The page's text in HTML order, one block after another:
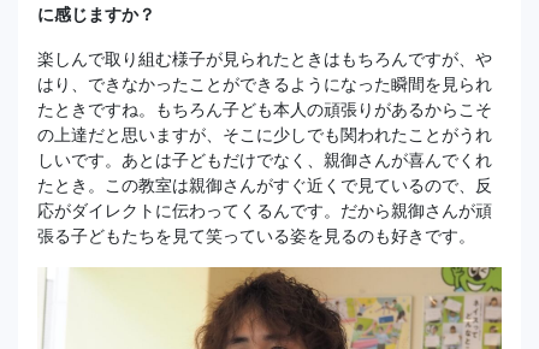
に感じますか？
楽しんで取り組む様子が見られたときはもちろんですが、や
はり、できなかったことができるようになった瞬間を見られ
たときですね。もちろん子ども本人の頑張りがあるからこそ
の上達だと思いますが、そこに少しでも関われたことがうれ
しいです。あとは子どもだけでなく、親御さんが喜んでくれ
たとき。この教室は親御さんがすぐ近くで見ているので、反
応がダイレクトに伝わってくるんです。だから親御さんが頑
張る子どもたちを見て笑っている姿を見るのも好きです。